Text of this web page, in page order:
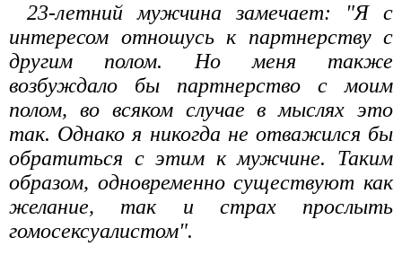
23-летний мужчина замечает: "Я с
интересом отношусь к партнерству с
другим полом. Но меня также
возбуждало бы партнерство с моим
полом, во всяком случае в мыслях это
так. Однако я никогда не отважился бы
обратиться с этим к мужчине. Таким
образом, одновременно существуют как
желание, так и страх прослыть
гомосексуалистом".